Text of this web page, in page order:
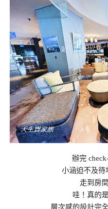
辦完
小涵迫不及待
走到房
哇！真的
層次感的設計完